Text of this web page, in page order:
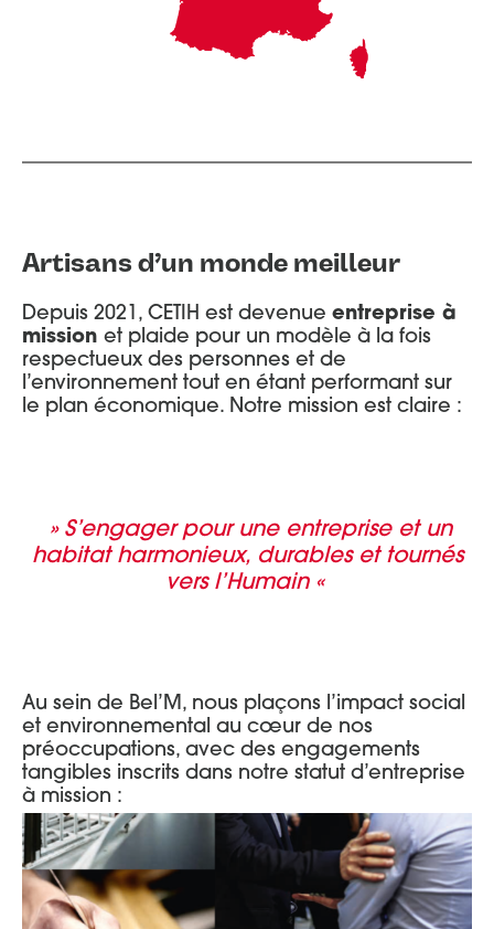
Artisans d’un monde meilleur
Depuis 2021, CETIH est devenue entreprise à
mission et plaide pour un modèle à la fois
respectueux des personnes et de
l’environnement tout en étant performant sur
le plan économique. Notre mission est claire :
» S’engager pour une entreprise et un
habitat harmonieux, durables et tournés
vers l’Humain «
Au sein de Bel’M, nous plaçons l’impact social
et environnemental au cœur de nos
préoccupations, avec des engagements
tangibles inscrits dans notre statut d’entreprise
à mission :